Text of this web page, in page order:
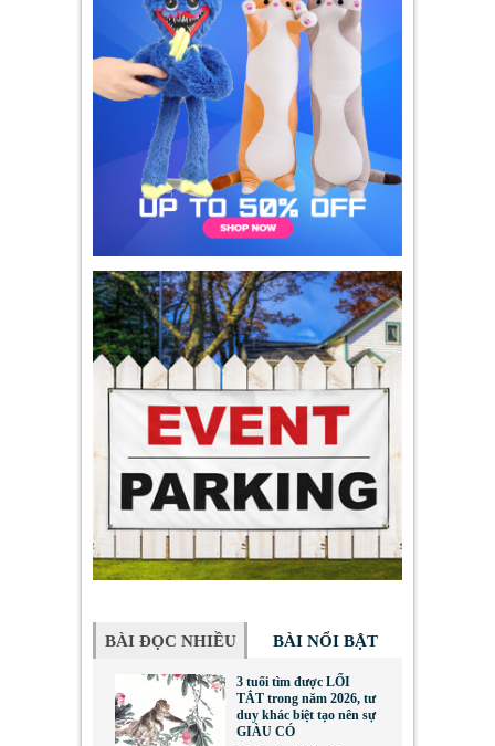
BÀI ĐỌC NHIỀU BÀI NỔI BẬT
3 tuổi tìm được LỐI
TẮT trong năm 2026, tư
duy khác biệt tạo nên sự
GIÀU CÓ